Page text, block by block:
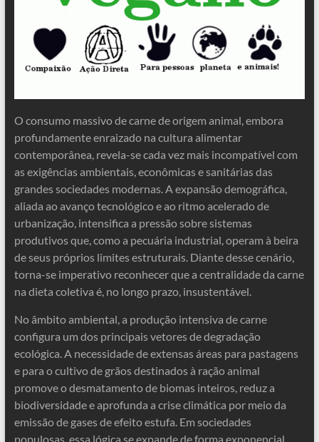
O consumo massivo de carne de origem animal, embora
profundamente enraizado na cultura alimentar
contemporânea, revela-se cada vez mais incompatível com
as exigências ambientais, econômicas e sanitárias das
grandes sociedades modernas. A expansão demográfica,
aliada ao avanço tecnológico e ao ritmo acelerado de
urbanização, intensifica a pressão sobre sistemas
produtivos que, como a pecuária industrial, operam à beira
de seus próprios limites estruturais. Diante desse cenário,
torna-se imperativo reconhecer que a centralidade da carne
na dieta coletiva é, no longo prazo, insustentável.
No âmbito ambiental, a produção intensiva de carne
configura um dos principais vetores de degradação
ecológica. A necessidade de extensas áreas para pastagens
e para o cultivo de grãos destinados à ração animal
promove o desmatamento de biomas inteiros, reduz a
biodiversidade e aprofunda a crise climática por meio da
emissão de gases de efeito estufa. Em sociedades
populosas, essa lógica se expande de forma exponencial,